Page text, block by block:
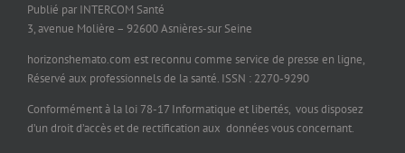
Publié par INTERCOM Santé
3, avenue Molière – 92600 Asnières-sur Seine
horizonshemato.com est reconnu comme service de presse en ligne,
Réservé aux professionnels de la santé. ISSN : 2270-9290
Conformément à la loi 78-17 Informatique et libertés, vous disposez
d’un droit d’accès et de rectification aux données vous concernant.